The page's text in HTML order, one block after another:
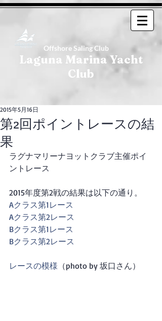
Offshore Saling Club
Laguna Marina Yacht
Club
第2回ポイントレースの結
果
2015年5月16日
ラグナマリーナヨットクラブ主催ポイ
ントレース
2015年度第2戦の結果は以下の通り。
Aクラス第1レース
Aクラス第2レース
Bクラス第1レース
Bクラス第2レース
レースの模様 （photo by 坂口さん）